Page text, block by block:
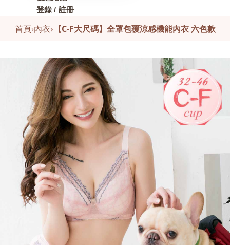
登錄 / 註冊
首頁›內衣› 【C-F大尺碼】全罩包覆涼感機能內衣 六色款